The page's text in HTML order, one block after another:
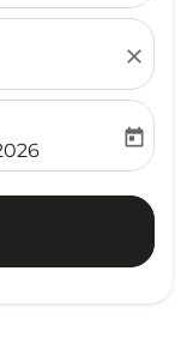
close
return-date-
today